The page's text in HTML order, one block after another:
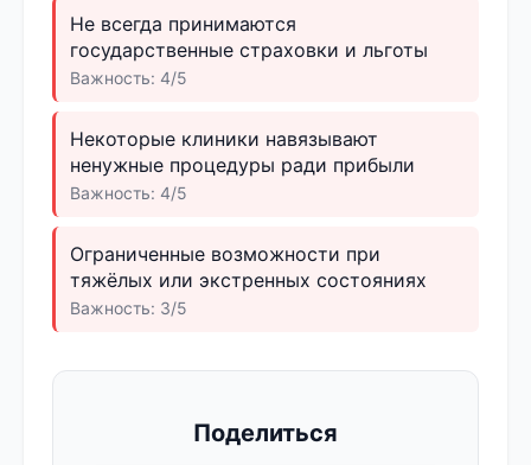
Не всегда принимаются
государственные страховки и льготы
Важность: 4/5
Некоторые клиники навязывают
ненужные процедуры ради прибыли
Важность: 4/5
Ограниченные возможности при
тяжёлых или экстренных состояниях
Важность: 3/5
Поделиться